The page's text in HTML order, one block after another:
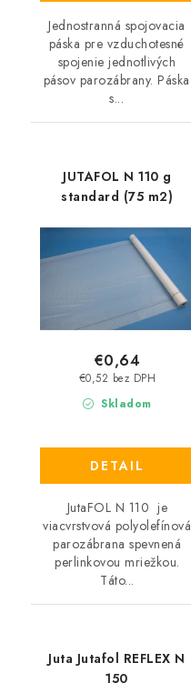
Jednostranná spojovacia
páska pre vzduchotesné
spojenie jednotlivých
pásov parozábrany. Páska
s...
JUTAFOL N 110 g
standard (75 m2)
Skladom
€0,52 bez DPH
€0,64
DETAIL
JutaFOL N 110 je
viacvrstvová polyolefínová
parozábrana spevnená
perlinkovou mriežkou.
Táto...
Juta Jutafol REFLEX N
150